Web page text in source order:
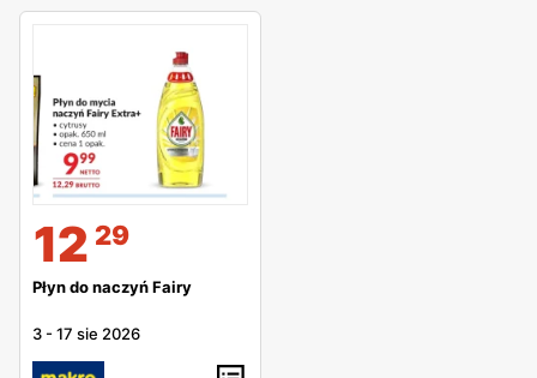
zapachach, jak np. jabłko, cytryna, czy granat. Wszystkie
te towary pojawiają się regularnie w gazetkach
promocyjnych, które przeglądamy za Was, by pozwolić
Wam zaoszczędzić nie tylko pieniądze, ale i czas!
12 29
Płyn do naczyń Fairy
3 -17 sie 2026